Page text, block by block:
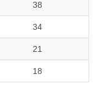
38
34
21
18